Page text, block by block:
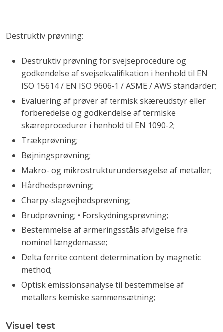
Destruktiv prøvning:
Destruktiv prøvning for svejseprocedure og
godkendelse af svejsekvalifikation i henhold til EN
ISO 15614 / EN ISO 9606-1 / ASME / AWS standarder;
Evaluering af prøver af termisk skæreudstyr eller
forberedelse og godkendelse af termiske
skæreprocedurer i henhold til EN 1090-2;
Trækprøvning;
Bøjningsprøvning;
Makro- og mikrostrukturundersøgelse af metaller;
Hårdhedsprøvning;
Charpy-slagsejhedsprøvning;
Brudprøvning; • Forskydningsprøvning;
Bestemmelse af armeringsståls afvigelse fra
nominel længdemasse;
Delta ferrite content determination by magnetic
method;
Optisk emissionsanalyse til bestemmelse af
metallers kemiske sammensætning;
Visuel test